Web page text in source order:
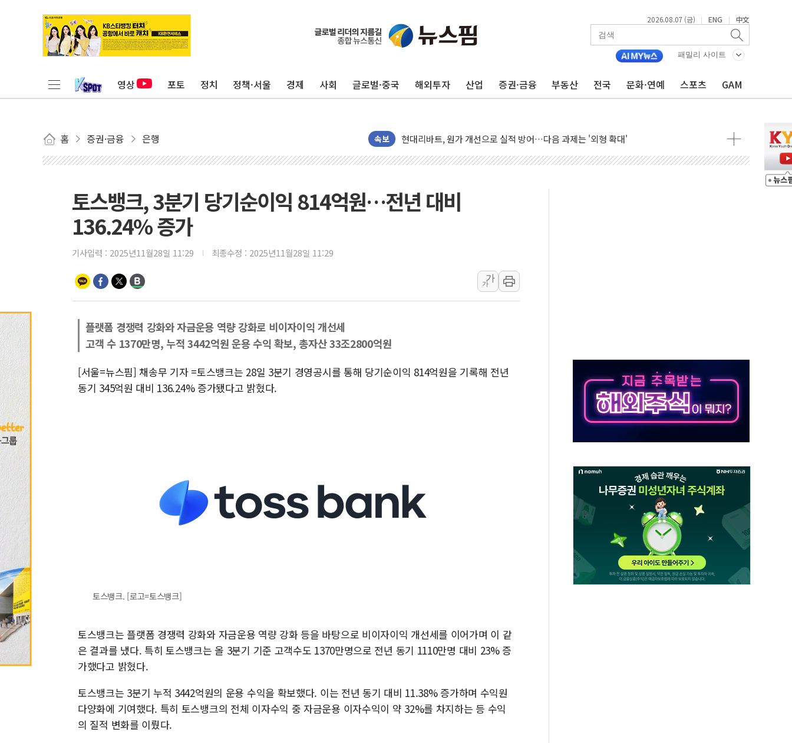
2026.08.07 (금) | ENG | 中文
패밀리 사이트
영상 포토 정치 정책·서울 경제 사회 글로벌·중국 해외투자 산업 증권·금융 부동산 전국 문화·연예 스포츠 GAM
홈 증권·금융 은행 속보
트럼프, '원정출산 시민권 차단' 행정명령 서명…출생시민권 제한 재시동
현대리바트, 원가 개선으로 실적 방어…다음 과제는 '외형 확대'
"세금 부담 덜자"…비거주 1주택자 귀환 조짐에 전월세시장 '긴장'
[금/유가] 이란의 호르무즈 해협 통항 제한 검토에 유가 3% 급등…금값 보합
뉴욕증시, 유가·금리 부담에 하락…다우 5거래일 랠리 '마침표'
[오늘의 정치일정] 8월 7일(금)
[오늘의 국회일정] 상임위·세미나·기자회견·주요 정당 - 8월 7일
구광모, 내주 실리콘밸리서 젠슨 황 재회…로봇·AI 데이터센터·모빌리티 구체화
뉴욕증시 개장 전 특징주...모더나·아이온큐·도어대시↑ VS 샌디스크·피그마·앱러빈↓
김정관 장관 "영업이익 N% 성과급 반대…상법·자본시장법 개정 논의"
뉴욕증시 프리뷰, 미 주가선물 AI주 차익실현 속 혼조세...웨스턴디지털·샌디스크↓
토스뱅크, 3분기 당기순이익 814억원…전년 대비
136.24% 증가
기사입력 : 2025년11월28일 11:29 최종수정 : 2025년11월28일 11:29
가
가
플랫폼 경쟁력 강화와 자금운용 역량 강화로 비이자이익 개선세
고객 수 1370만명, 누적 3442억원 운용 수익 확보, 총자산 33조2800억원
[서울=뉴스핌] 채송무 기자 =토스뱅크는 28일 3분기 경영공시를 통해 당기순이익 814억원을 기록해 전년
동기 345억원 대비 136.24% 증가됐다고 밝혔다.
토스뱅크. [로고=토스뱅크]
토스뱅크는 플랫폼 경쟁력 강화와 자금운용 역량 강화 등을 바탕으로 비이자이익 개선세를 이어가며 이 같
은 결과를 냈다. 특히 토스뱅크는 올 3분기 기준 고객수도 1370만명으로 전년 동기 1110만명 대비 23% 증
가했다고 밝혔다.
토스뱅크는 3분기 누적 3442억원의 운용 수익을 확보했다. 이는 전년 동기 대비 11.38% 증가하며 수익원
다양화에 기여했다. 특히 토스뱅크의 전체 이자수익 중 자금운용 이자수익이 약 32%를 차지하는 등 수익
의 질적 변화를 이뤘다.